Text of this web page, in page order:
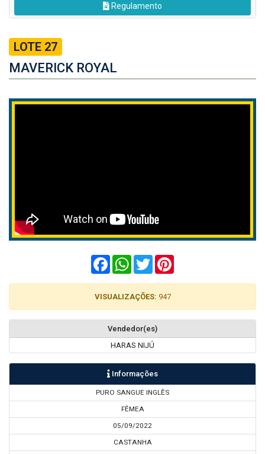
Regulamento
LOTE 27
MAVERICK ROYAL
FacebookWhatsApp
Twitter
VISUALIZAÇÕES: 947
Vendedor(es)
HARAS NIJÚ
Informações
PURO SANGUE INGLÊS
FÊMEA
05/09/2022
CASTANHA